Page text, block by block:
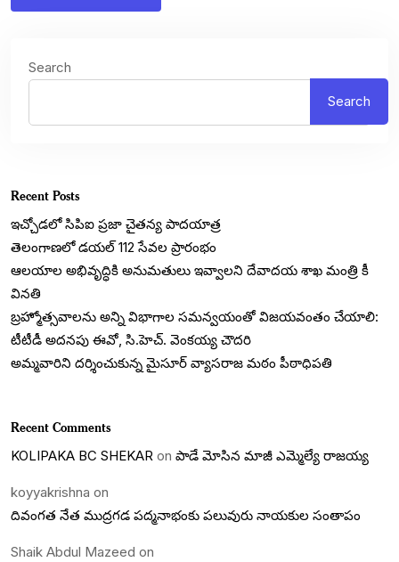
Search
Search
Recent Posts
ఇచ్చోడలో సిపిఐ ప్రజా చైతన్య పాదయాత్ర
తెలంగాణలో డయల్‌ 112 సేవల ప్రారంభం
ఆలయాల అభివృద్ధికి అనుమతులు ఇవ్వాలని దేవాదయ శాఖ మంత్రి కీ
వినతి
బ్రహ్మోత్సవాలను అన్ని విభాగాల సమన్వయంతో విజయవంతం చేయాలి:
టీటీడీ అదనపు ఈవో, సి.హెచ్. వెంకయ్య చౌదరి
అమ్మవారిని దర్శించుకున్న మైసూర్ వ్యాసరాజ మఠం పీఠాధిపతి
Recent Comments
KOLIPAKA BC SHEKAR on పాడే మోసిన మాజీ ఎమ్మెల్యే రాజయ్య
koyyakrishna on
దివంగత నేత ముద్రగడ పద్మనాభంకు పలువురు నాయకుల సంతాపం
Shaik Abdul Mazeed on